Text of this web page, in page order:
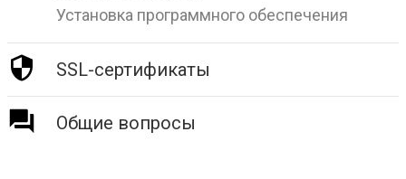
Установка программного обеспечения
SSL-сертификаты
Общие вопросы